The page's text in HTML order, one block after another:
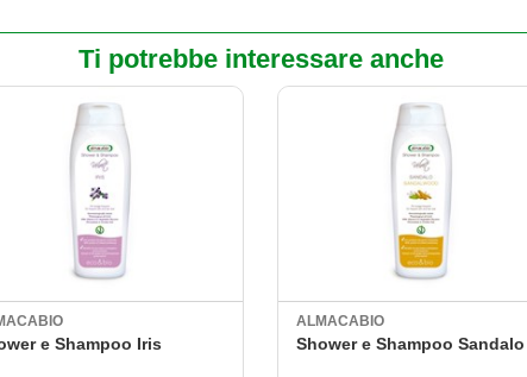
Ti potrebbe interessare anche
e Shampoo Iris
ALMACABIO
Shower e Shampoo Sandalo